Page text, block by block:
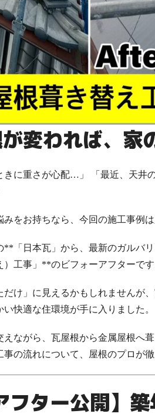
変われば、家
きに重さが心配…」 「最近、天
をお持ちなら、今回の施工事例
「日本瓦」 から、最新のガルバ
）工事」**のビフォーアフターです
け」に見えるかもしれませんが
快適な住環境が手に入りました。
ながら、瓦屋根から金属屋根へ
事の流れについて、屋根のプロが
ター公開】